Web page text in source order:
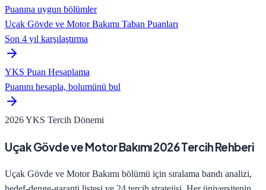
Puanına uygun bölümler
Uçak Gövde ve Motor Bakımı Taban Puanları
Son 4 yıl karşılaştırma
YKS Puan Hesaplama
Puanını hesapla, bolumünü bul
2026 YKS Tercih Dönemi
Uçak Gövde ve Motor Bakımı2026 Tercih Rehberi
Uçak Gövde ve Motor Bakımı bölümü için sıralama bandı analizi,